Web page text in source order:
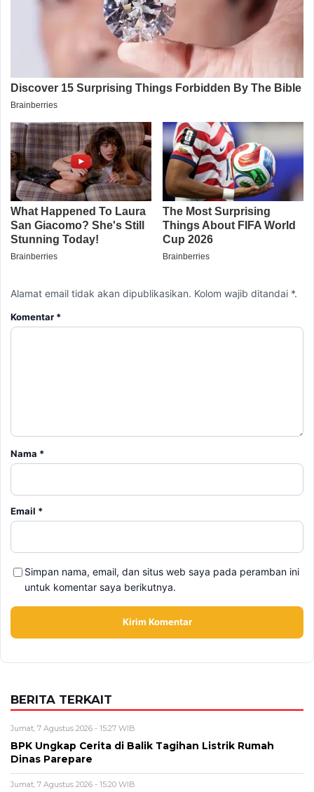
Alamat email tidak akan dipublikasikan. Kolom wajib ditandai *.
Komentar *
Nama *
Email *
Simpan nama, email, dan situs web saya pada peramban ini
untuk komentar saya berikutnya.
BERITA TERKAIT
Jumat, 7 Agustus 2026 - 15:27 WIB
BPK Ungkap Cerita di Balik Tagihan Listrik Rumah
Dinas Parepare
Jumat, 7 Agustus 2026 - 15:20 WIB